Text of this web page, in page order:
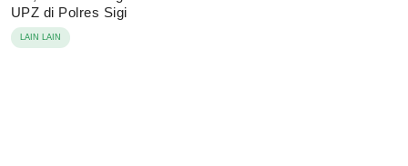
UPZ di Polres Sigi
LAIN LAIN